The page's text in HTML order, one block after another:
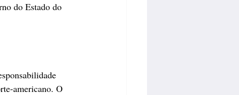
do Estado do
americano. O